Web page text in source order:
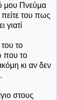
μου Πνεύμα
του πως
γιατί
του το
που το
κι αν δεν
στους